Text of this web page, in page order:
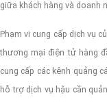
giữa khách hàng và doanh
Phạm vi cung cấp dịch vụ
thương mại điện tử hàng
cung cấp các kênh quảng
hỗ trợ dịch vụ hậu cần